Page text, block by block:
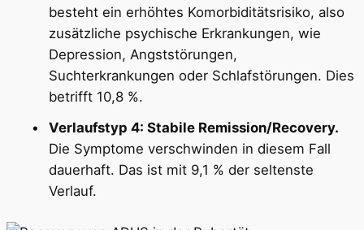
besteht ein erhöhtes Komorbiditätsrisiko, also
zusätzliche psychische Erkrankungen, wie
Depression, Angststörungen,
Suchterkrankungen oder Schlafstörungen. Dies
betrifft 10,8 %.
Verlaufstyp 4: Stabile Remission/Recovery.
Die Symptome verschwinden in diesem Fall
dauerhaft. Das ist mit 9,1 % der seltenste
Verlauf.